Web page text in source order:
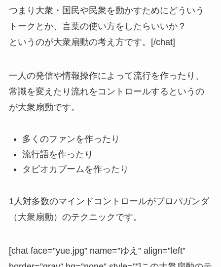
つまり大衆・国民や民衆を動かすためにどういう
トークとか、言葉の使い方をしたらいいか？
というのが大衆扇動の考え方です。[/chat]
一人の発信や情報操作によって流行を作ったり、
常識を変えたり流れをコントロールするというの
が大衆扇動です。
多くのファンを作ったり
流行語を作ったり
タピオカブームを作ったり
1人対多数のマインドコントロールがプロパガンダ
（大衆扇動） のテクニックです。
[chat face=”yue.jpg” name=”ゆえ” align=”left”